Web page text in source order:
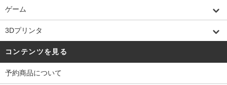
ゲーム
3Dプリンタ
コンテンツを見る
予約商品について